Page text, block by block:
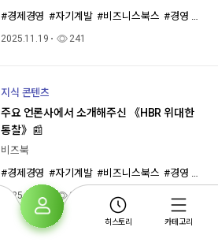
#경제경영 #자기계발 #비즈니스북스 #경영 #인
2025.11.19 241
지식 콘텐츠
주요 언론사에서 소개해주신 《HBR 위대한
통찰》📰
비즈북
#경제경영 #자기계발 #비즈니스북스 #경영 #인
2025.11.13 23
히스토리 카테고리